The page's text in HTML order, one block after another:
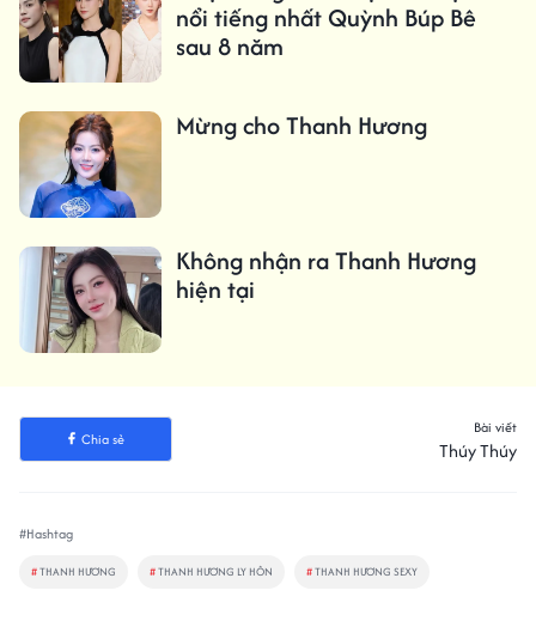
nổi tiếng nhất Quỳnh Búp Bê
sau 8 năm
Mừng cho Thanh Hương
Không nhận ra Thanh Hương
hiện tại
Chia sẻ
Bài viết
Thúy Thúy
#Hashtag
#THANH HƯƠNG #THANH HƯƠNG LY HÔN #THANH HƯƠNG SEXY